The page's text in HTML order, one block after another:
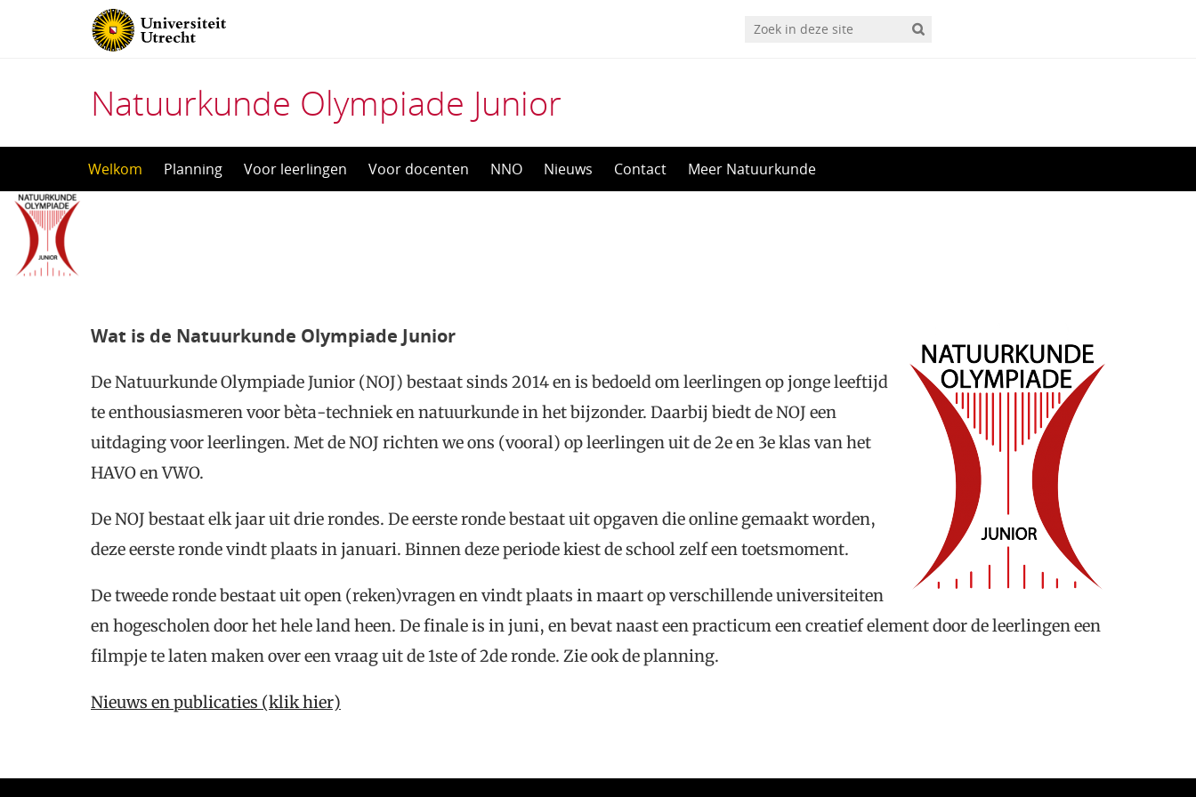
Natuurkunde Olympiade Junior
naar
het
inhoud
Welkom Planning Voor leerlingen Voor docenten NNO Nieuws Contact Meer Natuurkunde
Wat is de Natuurkunde Olympiade Junior
De Natuurkunde Olympiade Junior (NOJ) bestaat sinds 2014 en is bedoeld om leerlingen op jonge leeftijd
te enthousiasmeren voor bèta-techniek en natuurkunde in het bijzonder. Daarbij biedt de NOJ een
uitdaging voor leerlingen. Met de NOJ richten we ons (vooral) op leerlingen uit de 2e en 3e klas van het
HAVO en VWO.
De NOJ bestaat elk jaar uit drie rondes. De eerste ronde bestaat uit opgaven die online gemaakt worden,
deze eerste ronde vindt plaats in januari. Binnen deze periode kiest de school zelf een toetsmoment.
De tweede ronde bestaat uit open (reken)vragen en vindt plaats in maart op verschillende universiteiten
en hogescholen door het hele land heen. De finale is in juni, en bevat naast een practicum een creatief element door de leerlingen een
filmpje te laten maken over een vraag uit de 1ste of 2de ronde. Zie ook de planning.
Nieuws en publicaties (klik hier)